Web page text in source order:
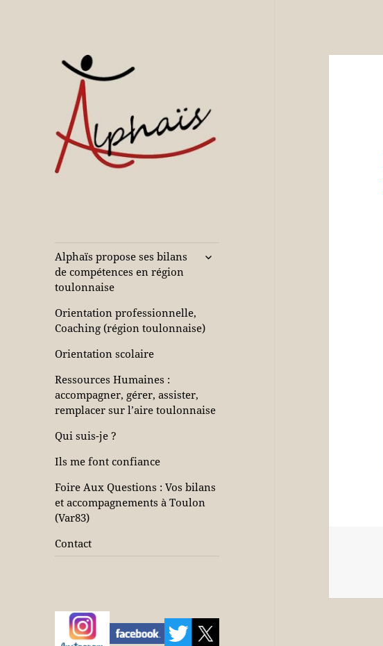
compétences et
orientations
adultes et jeunes
Alphaïs propose ses bilans
de compétences en région
toulonnaise
ouvrir
Orientation professionnelle,
Coaching (région toulonnaise)
Orientation scolaire
Ressources Humaines :
accompagner, gérer, assister,
remplacer sur l’aire toulonnaise
Qui suis-je ?
Ils me font confiance
Foire Aux Questions : Vos bilans
et accompagnements à Toulon
(Var83)
Contact